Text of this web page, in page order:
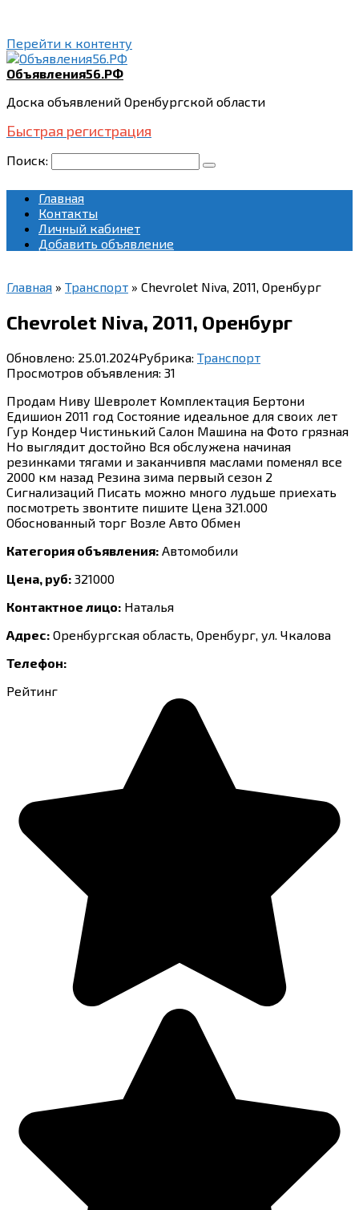
Перейти к контенту
Объявления56.РФ
Доска объявлений Оренбургской области
Быстрая регистрация
Поиск:
Главная
Контакты
Личный кабинет
Добавить объявление
Главная » Транспорт » Chevrolet Niva, 2011, Оренбург
Chevrolet Niva, 2011, Оренбург
Обновлено: 25.01.2024Рубрика: Транспорт
Просмотров объявления: 31
Продам Ниву Шевролет Комплектация Бертони
Едишион 2011 год Состояние идеальное для своих лет
Гур Кондер Чистинький Салон Машина на Фото грязная
Но выглядит достойно Вся обслужена начиная
резинками тягами и заканчивпя маслами поменял все
2000 км назад Резина зима первый сезон 2
Сигнализаций Писать можно много лудьше приехать
посмотреть звонтите пишите Цена 321.000
Обоснованный торг Возле Авто Обмен
Категория объявления: Автомобили
Цена, руб: 321000
Контактное лицо: Наталья
Адрес: Оренбургская область, Оренбург, ул. Чкалова
Телефон:
Рейтинг